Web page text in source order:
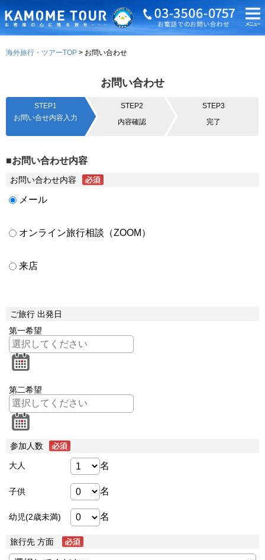
海外旅行・ツアーTOP お問い合わせ
お問い合わせ
STEP1
お問い合せ内容入力
STEP2
内容確認
STEP3
完了
■お問い合わせ内容
お問い合わせ内容
メール
オンライン旅行相談（ZOOM）
来店
ご旅行 出発日
第一希望
第二希望
参加人数
大人 名
子供 名
幼児(2歳未満) 名
旅行先 方面